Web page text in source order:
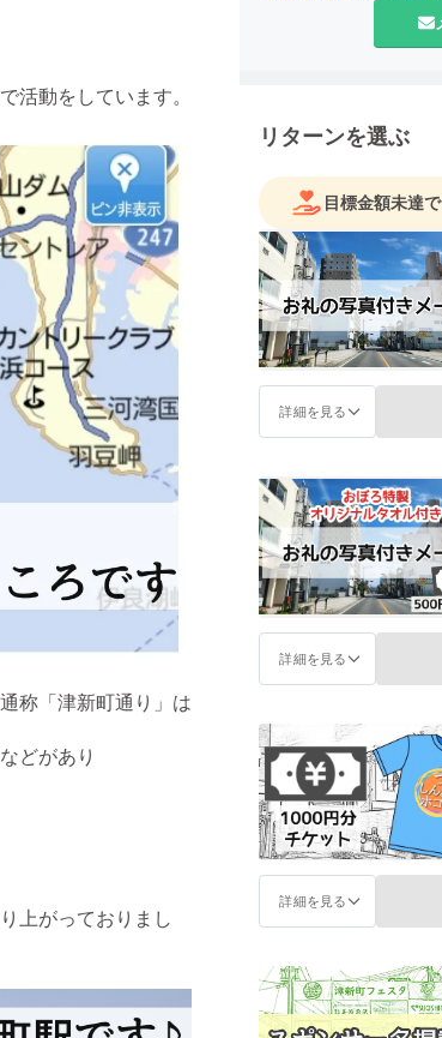
活動をしています。
称「津新町通り」は
どがあり
上がっておりまし
リターンを選ぶ
目標金額未達
詳細を見る
詳細を見る
詳細を見る